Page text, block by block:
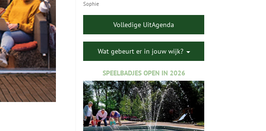
Sophie
Volledige UitAgenda
Wat gebeurt er in jouw wijk?
SPEELBADJES OPEN IN 2026